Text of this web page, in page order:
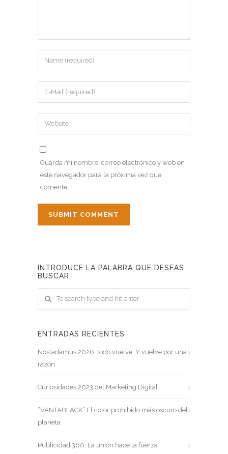
Guarda mi nombre, correo electrónico y web en
este navegador para la próxima vez que
comente.
INTRODUCE LA PALABRA QUE DESEAS
BUSCAR
ENTRADAS RECIENTES
Nosladamus 2026: todo vuelve. Y vuelve por una
razón.
Curiosidades 2023 del Marketing Digital
“VANTABLACK” El color prohibido más oscuro del
planeta
Publicidad 360: La unión hace la fuerza